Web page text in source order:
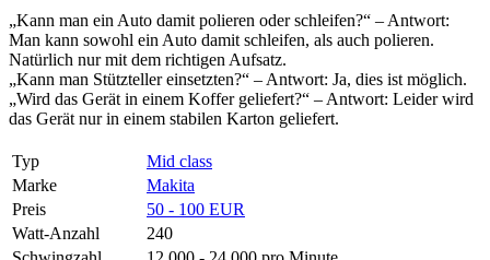
„Kann man ein Auto damit polieren oder schleifen?“ – Antwort:
Man kann sowohl ein Auto damit schleifen, als auch polieren.
Natürlich nur mit dem richtigen Aufsatz.
„Kann man Stützteller einsetzten?“ – Antwort: Ja, dies ist möglich.
„Wird das Gerät in einem Koffer geliefert?“ – Antwort: Leider wird
das Gerät nur in einem stabilen Karton geliefert.
Typ
Mid class
Marke
Makita
Preis
50 - 100 EUR
Watt-Anzahl
240